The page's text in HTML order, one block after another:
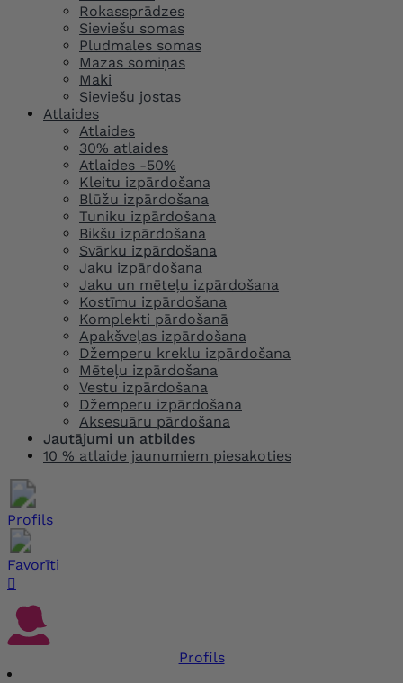
Rokassprādzes
Sieviešu somas
Pludmales somas
Mazas somiņas
Maki
Sieviešu jostas
Atlaides
Atlaides
30% atlaides
Atlaides -50%
Kleitu izpārdošana
Blūžu izpārdošana
Tuniku izpārdošana
Bikšu izpārdošana
Svārku izpārdošana
Jaku izpārdošana
Jaku un mēteļu izpārdošana
Kostīmu izpārdošana
Komplekti pārdošanā
Apakšveļas izpārdošana
Džemperu kreklu izpārdošana
Mēteļu izpārdošana
Vestu izpārdošana
Džemperu izpārdošana
Aksesuāru pārdošana
Jautājumi un atbildes
10 % atlaide jaunumiem piesakoties
Profils
Favorīti

Profils